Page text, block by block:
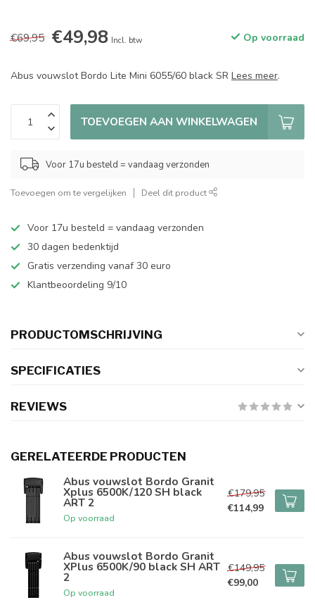
€69,95 €49,98 Incl. btw Op voorraad
Abus vouwslot Bordo Lite Mini 6055/60 black SR Lees meer.
TOEVOEGEN AAN WINKELWAGEN
Voor 17u besteld = vandaag verzonden
Toevoegen om te vergelijken Deel dit product
Voor 17u besteld = vandaag verzonden
30 dagen bedenktijd
Gratis verzending vanaf 30 euro
Klantbeoordeling 9/10
PRODUCTOMSCHRIJVING
SPECIFICATIES
REVIEWS
GERELATEERDE PRODUCTEN
Abus vouwslot Bordo Granit
Xplus 6500K/120 SH black
ART 2
Op voorraad
€179,95
€114,99
Abus vouwslot Bordo Granit
XPlus 6500K/90 black SH ART
2
Op voorraad
€149,95
€99,00